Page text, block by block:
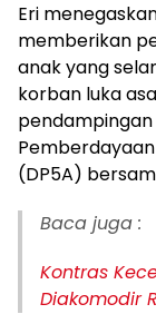
Eri
memberikan
anak yang
korban luka
pendampingan
(DP5A)
Baca juga :
Kontras
Diakomodir